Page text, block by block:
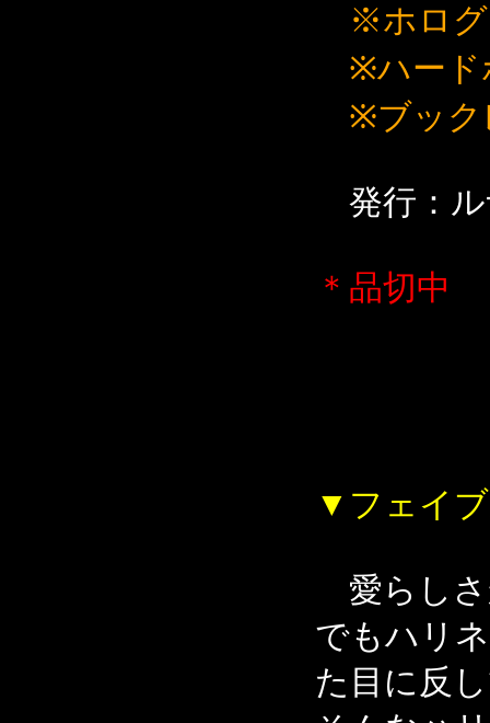
※ホロ
※ハード
※ブック
発行：ル
＊品切中
▼フェイ
愛らしさ
でもハリ
た目に反